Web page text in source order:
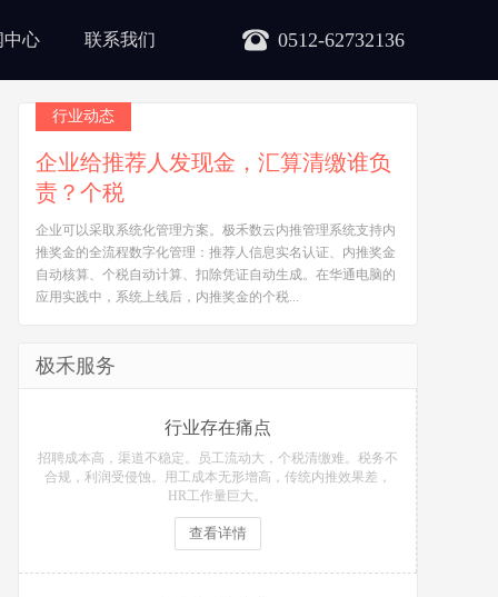
0512-62732136
中心 联系我们
行业动态
企业给推荐人发现金，汇算清缴谁负
责？个税
企业可以采取系统化管理方案。极禾数云内推管理系统支持内
推奖金的全流程数字化管理：推荐人信息实名认证、内推奖金
自动核算、个税自动计算、扣除凭证自动生成。在华通电脑的
应用实践中，系统上线后，内推奖金的个税...
极禾服务
行业存在痛点
招聘成本高，渠道不稳定。员工流动大，个税清缴难。税务不
合规，利润受侵蚀。用工成本无形增高，传统内推效果差，
HR工作量巨大。
查看详情